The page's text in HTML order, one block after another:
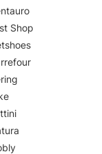
Shop